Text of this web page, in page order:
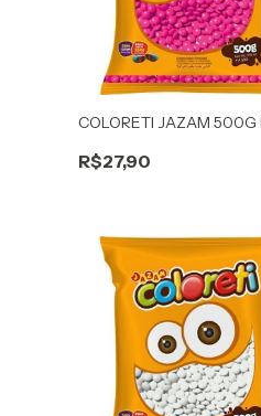
COLORETI JAZAM 500G
R$27,90